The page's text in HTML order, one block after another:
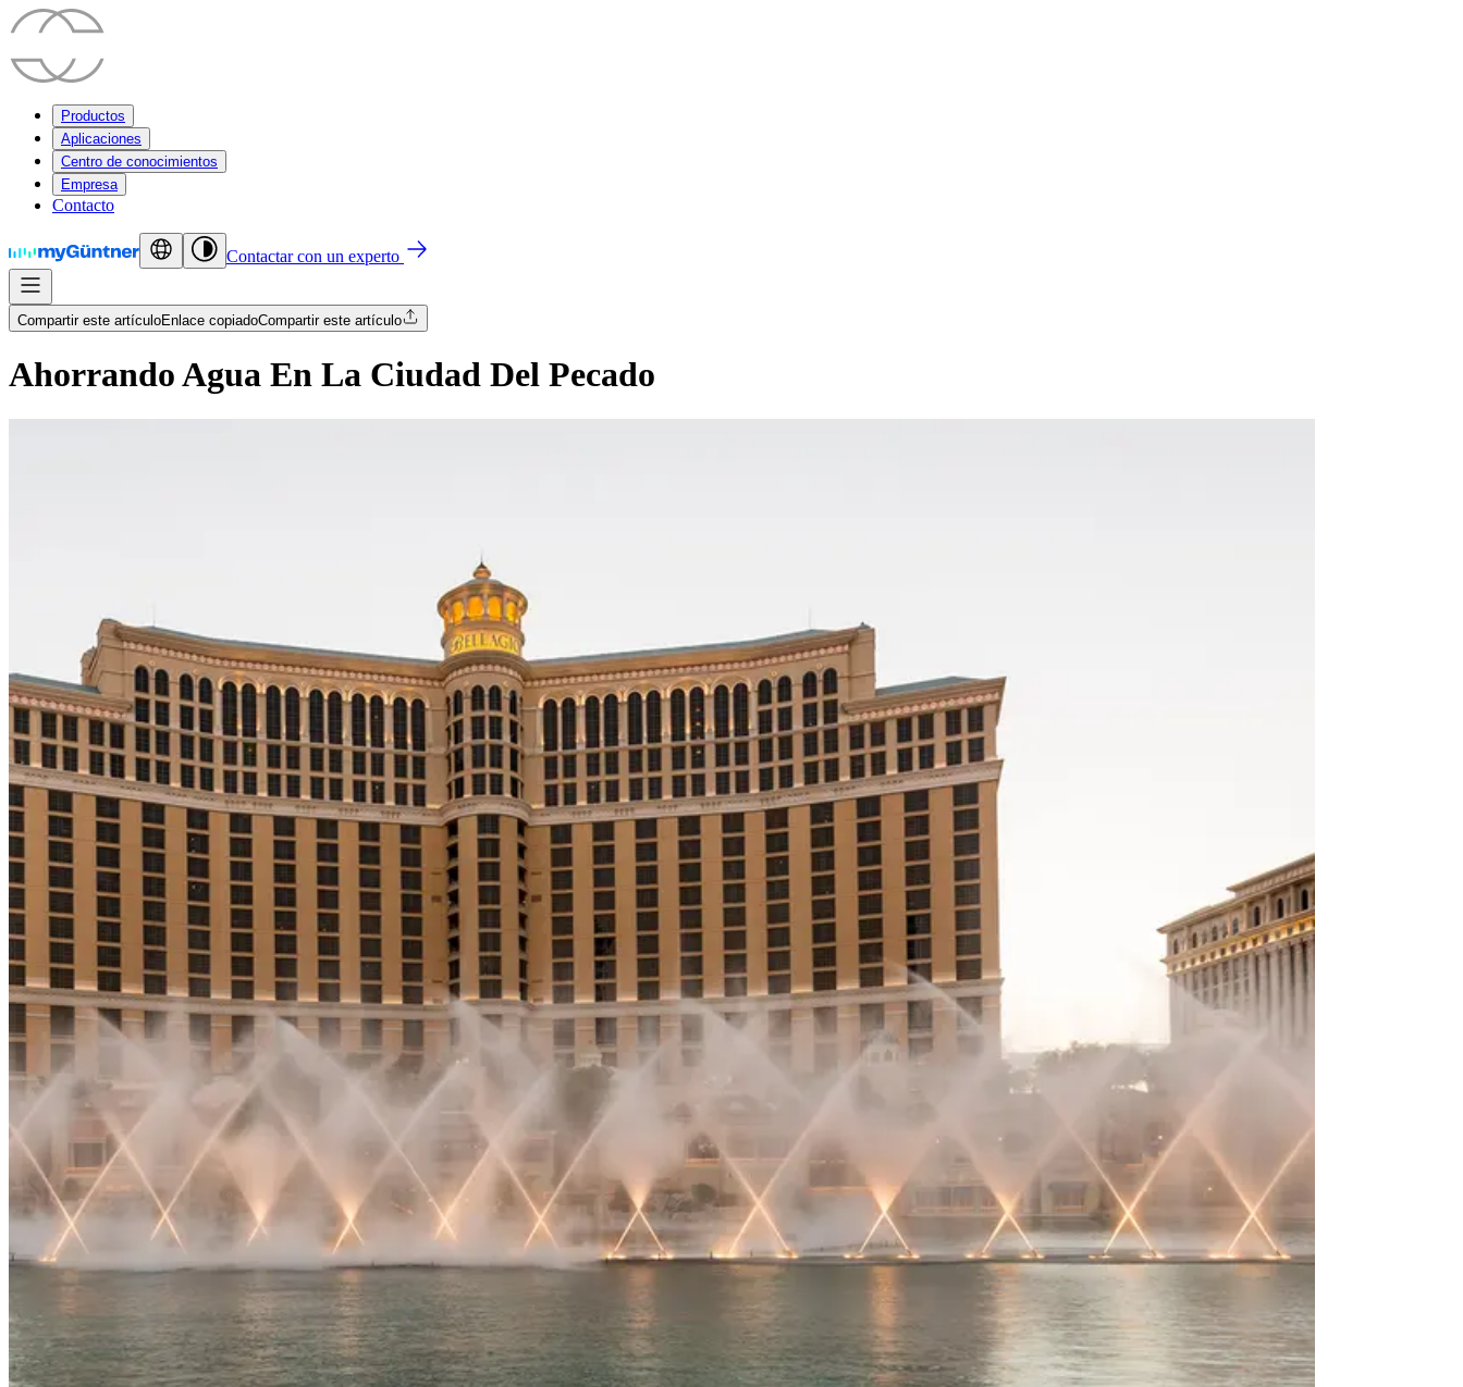
Productos
Aplicaciones
Centro de conocimientos
Empresa
Contacto
Contactar con un experto
Compartir este artículoEnlace copiadoCompartir este artículo
Ahorrando Agua En La Ciudad Del Pecado